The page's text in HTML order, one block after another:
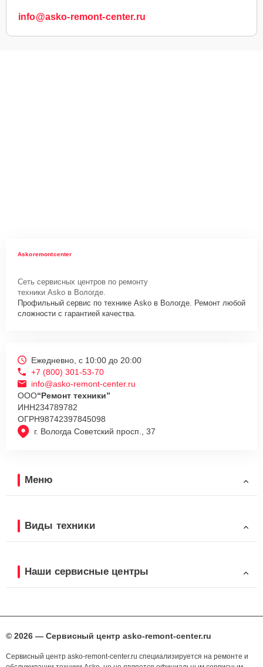
info@asko-remont-center.ru
Askoremontcenter
Сеть сервисных центров по ремонту
техники Asko в Вологде.
Профильный сервис по технике Asko в Вологде. Ремонт любой
сложности с гарантией качества.
г. Вологда Советский просп., 37
Ежедневно, с 10:00 до 20:00
+7 (800) 301-53-70
info@asko-remont-center.ru
ООО“Ремонт техники”
ИНН234789782
ОГРН98742397845098
Меню
Виды техники
Наши сервисные центры
© 2026 — Сервисный центр asko-remont-center.ru
Сервисный центр asko-remont-center.ru специализируется на ремонте и